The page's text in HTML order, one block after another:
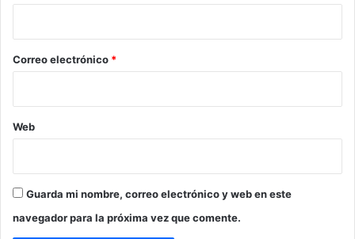
*
Correo electrónico *
Web
Guarda mi nombre, correo electrónico y web en este
navegador para la próxima vez que comente.